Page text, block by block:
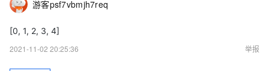
游客psf7vbmjh7req
[0, 1, 2, 3, 4]
2021-11-02 20:25:36
举报